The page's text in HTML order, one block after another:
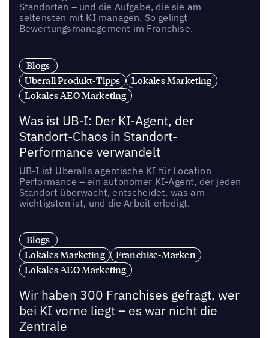
Standorten – und die Aufgabe, die sie am
seltensten mit KI managen. So gelingt
Bewertungsmanagement im Franchise.
Blogs
Uberall Produkt-Tipps
Lokales Marketing
Lokales AEO Marketing
Was ist UB-I: Der KI-Agent, der
Standort-Chaos in Standort-
Performance verwandelt
UB-I ist Uberalls agentische KI für Location
Performance – ein autonomer KI-Agent, der jeden
Standort überwacht, entscheidet, was am
wichtigsten ist, und die Arbeit erledigt.
Blogs
Lokales Marketing
Franchise-Marken
Lokales AEO Marketing
Wir haben 300 Franchises gefragt, wer
bei KI vorne liegt – es war nicht die
Zentrale